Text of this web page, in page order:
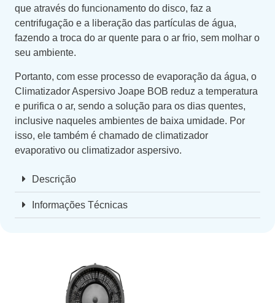
que através do funcionamento do disco, faz a
centrifugação e a liberação das partículas de água,
fazendo a troca do ar quente para o ar frio, sem molhar o
seu ambiente.
Portanto, com esse processo de evaporação da água, o
Climatizador Aspersivo Joape BOB reduz a temperatura
e purifica o ar, sendo a solução para os dias quentes,
inclusive naqueles ambientes de baixa umidade. Por
isso, ele também é chamado de climatizador
evaporativo ou climatizador aspersivo.
Descrição
Informações Técnicas